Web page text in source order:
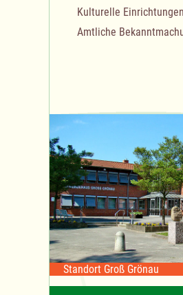
Kulturelle
Amtliche
Standort Groß Grönau